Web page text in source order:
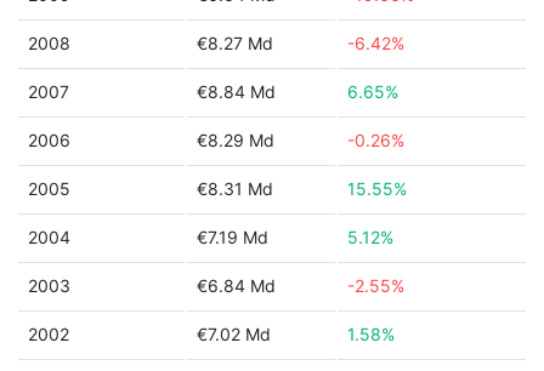
2008 €8.27 Md -6.42%
2007 €8.84 Md 6.65%
2006 €8.29 Md -0.26%
2005 €8.31 Md 15.55%
2004 €7.19 Md 5.12%
2003 €6.84 Md -2.55%
2002 €7.02 Md 1.58%